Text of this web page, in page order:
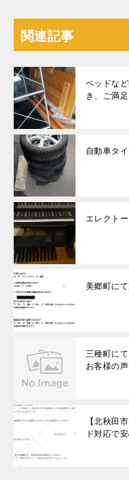
関連記事
ベッドな
き、ご満
自動車タ
エレクト
美郷町に
三種町に
お客様の声
【北秋田
ド対応で